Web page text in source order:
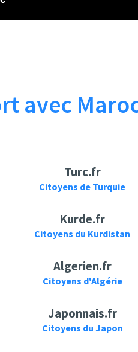
avec
Turc.fr
Citoyens de Turquie
Kurde.fr
Citoyens du Kurdistan
Algerien.fr
Citoyens d'Algérie
Japonnais.fr
Citoyens du Japon